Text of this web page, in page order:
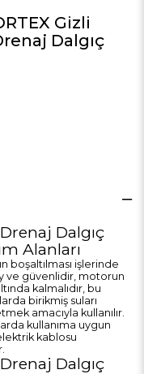
Gizli
Dalgıç
Dalgıç
Alanları
boşaltılması işlerinde
ve güvenlidir, motorun
kalmalıdır, bu
birikmiş suları
amacıyla kullanılır.
kullanıma uygun
kablosu
Dalgıç